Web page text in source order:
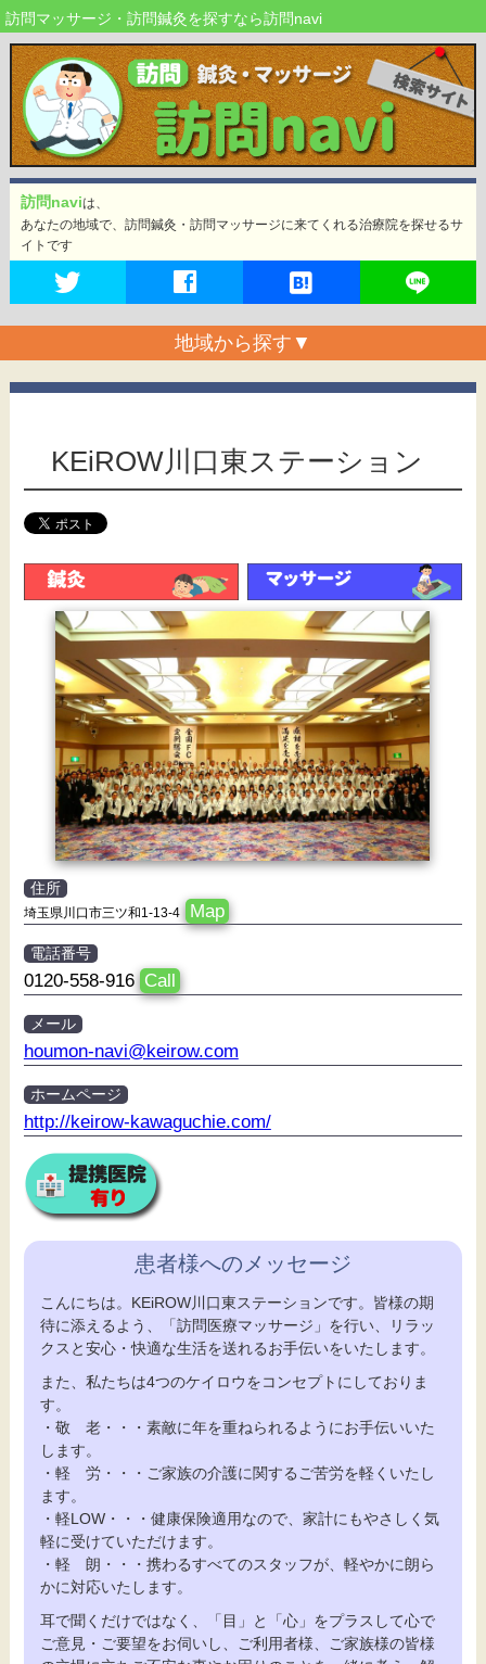
訪問マッサージ・訪問鍼灸を探すなら訪問navi
訪問naviは、
あなたの地域で、訪問鍼灸・訪問マッサージに来てくれる治療院を探せるサ
イトです
地域から探す ▼
KEiROW川口東ステーション
住所
埼玉県川口市三ツ和1-13-4 Map
電話番号
0120-558-916 Call
メール
houmon-navi@keirow.com
ホームページ
http://keirow-kawaguchie.com/
患者様へのメッセージ
こんにちは。KEiROW川口東ステーションです。皆様の期
待に添えるよう、「訪問医療マッサージ」を行い、リラッ
クスと安心・快適な生活を送れるお手伝いをいたします。
また、私たちは4つのケイロウをコンセプトにしておりま
す。
・敬 老・・・素敵に年を重ねられるようにお手伝いいた
します。
・軽 労・・・ご家族の介護に関するご苦労を軽くいたし
ます。
・軽LOW・・・健康保険適用なので、家計にもやさしく気
軽に受けていただけます。
・軽 朗・・・携わるすべてのスタッフが、軽やかに朗ら
かに対応いたします。
耳で聞くだけではなく、「目」と「心」をプラスして心で
ご意見・ご要望をお伺いし、ご利用者様、ご家族様の皆様